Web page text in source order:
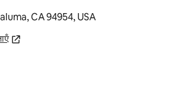
CA 94954, USA